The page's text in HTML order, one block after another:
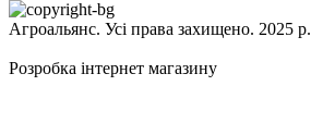
Агроальянс. Усі права захищено. 2025 р.
Розробка інтернет магазину